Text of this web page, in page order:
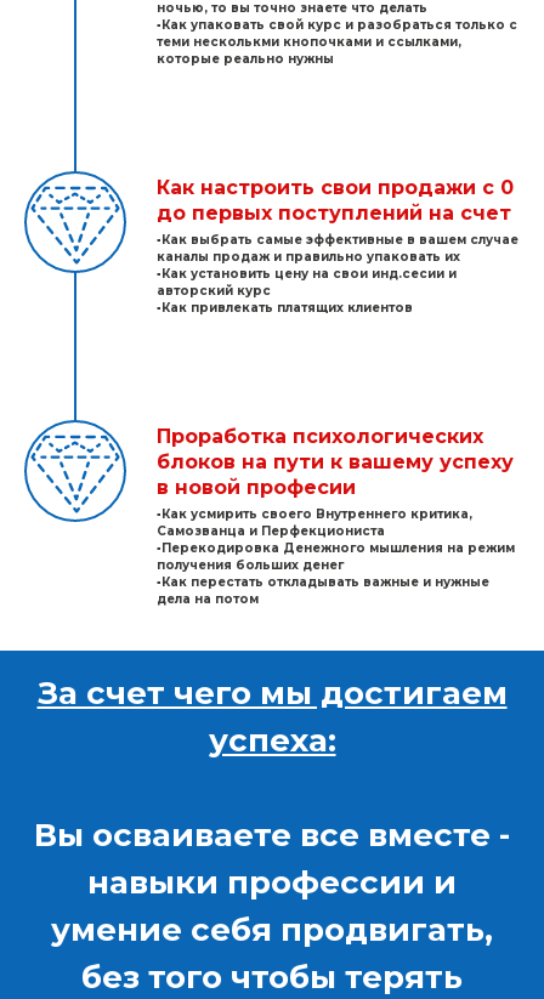
ночью, то вы точно знаете что делать
▫️Как упаковать свой курс и разобраться только с
теми несколькми кнопочками и ссылками,
которые реально нужны
Как настроить свои продажи с 0
до первых поступлений на счет
▫️Как выбрать самые эффективные в вашем случае
каналы продаж и правильно упаковать их
▫️Как установить цену на свои инд.сесии и
авторский курс
▫️Как привлекать платящих клиентов
Проработка психологических
блоков на пути к вашему успеху
в новой професии
▫️Как усмирить своего Внутреннего критика,
Самозванца и Перфекциониста
▫️Перекодировка Денежного мышления на режим
получения больших денег
▫️Как перестать откладывать важные и нужные
дела на потом
За счет чего мы достигаем
успеха:
Вы осваиваете все вместе -
навыки профессии и
умение себя продвигать,
без того чтобы терять